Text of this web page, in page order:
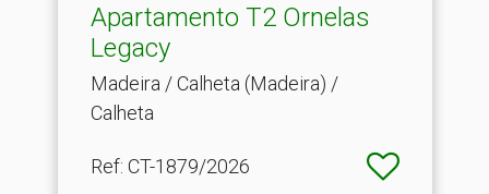
Apartamento T2 Ornelas
Legacy
Madeira / Calheta (Madeira) /
Calheta
Ref: CT-1879/2026